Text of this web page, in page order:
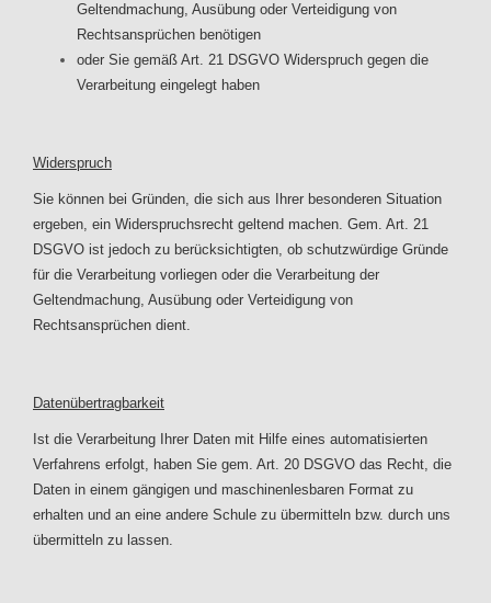
Geltendmachung, Ausübung oder Verteidigung von
Rechtsansprüchen benötigen
oder Sie gemäß Art. 21 DSGVO Widerspruch gegen die
Verarbeitung eingelegt haben
Widerspruch
Sie können bei Gründen, die sich aus Ihrer besonderen Situation
ergeben, ein Widerspruchsrecht geltend machen. Gem. Art. 21
DSGVO ist jedoch zu berücksichtigten, ob schutzwürdige Gründe
für die Verarbeitung vorliegen oder die Verarbeitung der
Geltendmachung, Ausübung oder Verteidigung von
Rechtsansprüchen dient.
Datenübertragbarkeit
Ist die Verarbeitung Ihrer Daten mit Hilfe eines automatisierten
Verfahrens erfolgt, haben Sie gem. Art. 20 DSGVO das Recht, die
Daten in einem gängigen und maschinenlesbaren Format zu
erhalten und an eine andere Schule zu übermitteln bzw. durch uns
übermitteln zu lassen.